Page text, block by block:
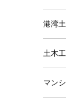
港湾
土木工
マン